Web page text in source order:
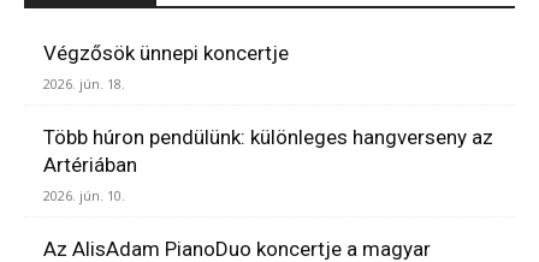
Végzősök ünnepi koncertje
2026. jún. 18.
Több húron pendülünk: különleges hangverseny az
Artériában
2026. jún. 10.
Az AlisAdam PianoDuo koncertje a magyar